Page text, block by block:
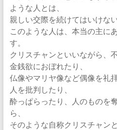
ような人とは、
親しい交際を続けてはいけな
このような人は、本当の主に
す。
クリスチャンといいながら、
金銭欲におぼれたり、
仏像やマリヤ像など偶像を礼
人を批判したり、
酔っぱらったり、人のものを
ら、
そのような自称クリスチャン